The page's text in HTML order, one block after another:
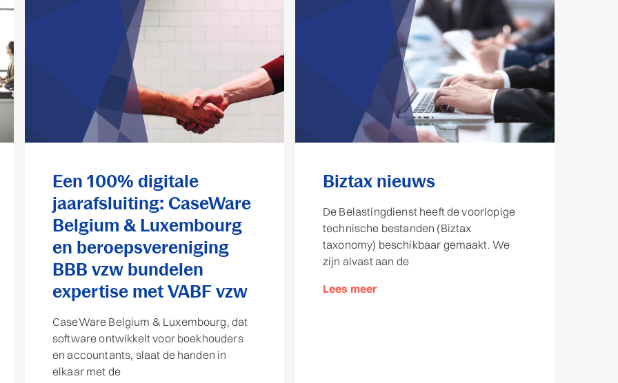
Een 100% digitale
jaarafsluiting: CaseWare
Belgium & Luxembourg
en beroepsvereniging
BBB vzw bundelen
expertise met VABF vzw
CaseWare Belgium & Luxembourg, dat
software ontwikkelt voor boekhouders
en accountants, slaat de handen in
elkaar met de
Biztax nieuws
De Belastingdienst heeft de voorlopige
technische bestanden (Biztax
taxonomy) beschikbaar gemaakt. We
zijn alvast aan de
Lees meer